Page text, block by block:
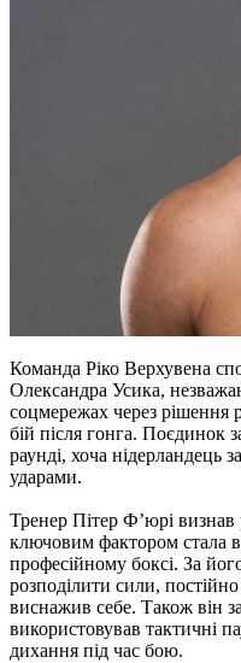
Команда Ріко Верхувена
Олександра Усика,
соцмережах через рішення
бій після гонга. Поєдинок
раунді, хоча нідерландець
ударами.
Тренер Пітер Ф’юрі
ключовим фактором стала
професійному боксі. За
розподілити сили,
виснажив себе. Також він
використовував тактичні
дихання під час бою.